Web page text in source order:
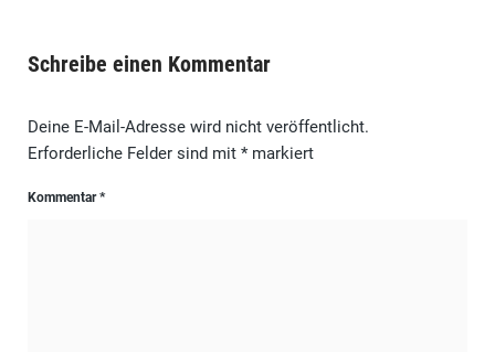
Schreibe einen Kommentar
Deine E-Mail-Adresse wird nicht veröffentlicht.
Erforderliche Felder sind mit *markiert
Kommentar*